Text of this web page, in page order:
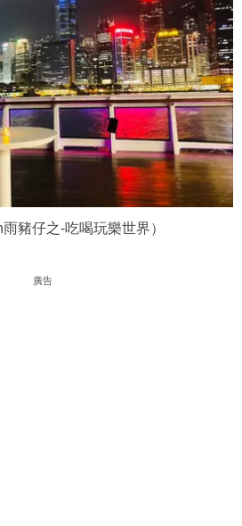
豬仔之-吃喝玩樂世界）
廣告